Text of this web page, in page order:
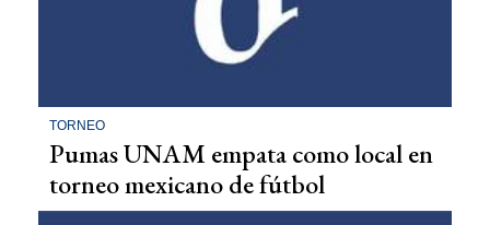
TORNEO
Pumas UNAM empata como local en
torneo mexicano de fútbol